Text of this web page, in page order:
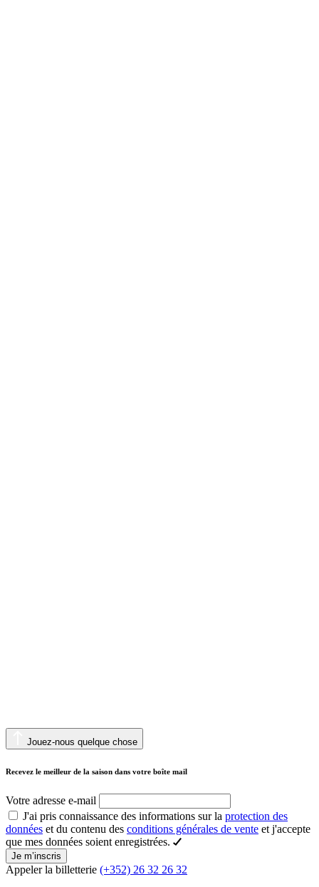
Jouez-nous quelque chose
Recevez le meilleur de la saison dans votre boîte mail
Votre adresse e-mail
J'ai pris connaissance des informations sur la protection des
données et du contenu des conditions générales de vente et j'accepte
que mes données soient enregistrées.
Je m’inscris
Appeler la billetterie (+352) 26 32 26 32